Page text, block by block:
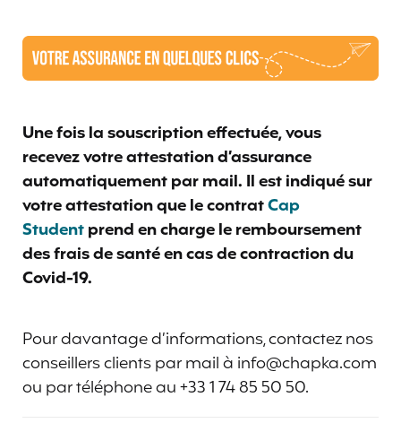
Une fois la souscription effectuée, vous
recevez votre attestation d’assurance
automatiquement par mail. Il est indiqué sur
votre attestation que le contratCap
Studentprend en charge le remboursement
des frais de santé en cas de contraction du
Covid-19.
Pour davantage d’informations, contactez nos
conseillers clients par mail à info@chapka.com
ou par téléphone au +33 1 74 85 50 50.